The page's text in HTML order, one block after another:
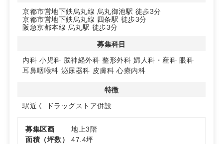
やすい構成。エレベーター有りでベビーカー・高齢者の来
院にも対応しやすい導線です。
◆開業を後押しする建物・条件
2区画募集中。スケルトン渡しでレイアウト自由度が高
く、給排水・ガスは引き込み可。定期建物賃貸借契約（期
京都市営地下鉄烏丸線 烏丸御池駅 徒歩3分
京都市営地下鉄烏丸線 四条駅 徒歩3分
阪急京都本線 烏丸駅 徒歩3分
募集科目
内科 小児科 脳神経外科 整形外科 婦人科・産科 眼科
耳鼻咽喉科 泌尿器科 皮膚科 心療内科
特徴
駅近く
ドラッグストア併設
募集区画
地上3階
面積（坪数）
47.4坪